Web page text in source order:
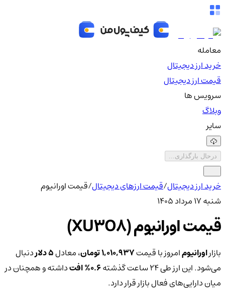
معامله
خرید ارز دیجیتال
قیمت ارز دیجیتال
سرویس ها
وبلاگ
سایر
درحال بارگذاری...
خرید ارز دیجیتال/قیمت ارزهای دیجیتال/قیمت اورانیوم
شنبه ۱۷ مرداد ۱۴۰۵
قیمت اورانیوم (XU3O8)
بازاراورانیومامروز با قیمت1,010,937 تومان ، معادل5 دلار
دنبال
می‌شود. این ارز طی ۲۴ ساعت گذشته
0.6% افتداشته و همچنان در
میان دارایی‌های فعال بازار قرار دارد.